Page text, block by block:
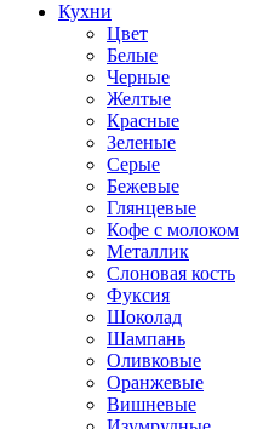
Кухни
Цвет
Белые
Черные
Желтые
Красные
Зеленые
Серые
Бежевые
Глянцевые
Кофе с молоком
Металлик
Слоновая кость
Фуксия
Шоколад
Шампань
Оливковые
Оранжевые
Вишневые